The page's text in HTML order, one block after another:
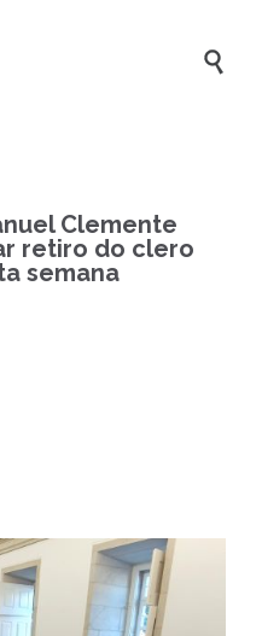

Clemente
retiro do clero
semana